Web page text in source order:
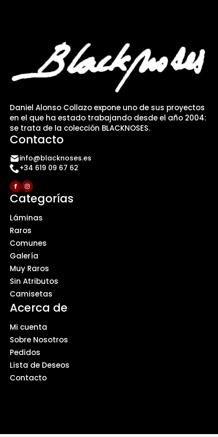
Daniel Alonso Collazo expone uno de sus proyectos
en el que ha estado trabajando desde el año 2004:
se trata de la colección BLACKNOSES.
Contacto
info@blacknoses.es
+34 619 09 67 62
Categorías
Láminas
Raros
Comunes
Galería
Muy Raros
Sin Atributos
Camisetas
Acerca de
Mi cuenta
Sobre Nosotros
Pedidos
Lista de Deseos
Contacto